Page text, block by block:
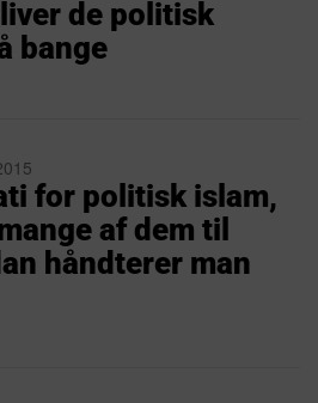
de politisk
bange
for politisk islam,
af dem til
håndterer man